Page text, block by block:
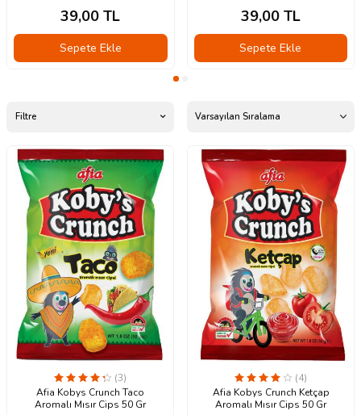
39,00 TL
Sepete Ekle
39,00TL
Sepete Ekle
Filtre
(3)
Afia Kobys Crunch Taco
Aromalı Mısır Cips 50 Gr
(4)
Afia Kobys Crunch Ketçap
Aromalı Mısır Cips 50 Gr